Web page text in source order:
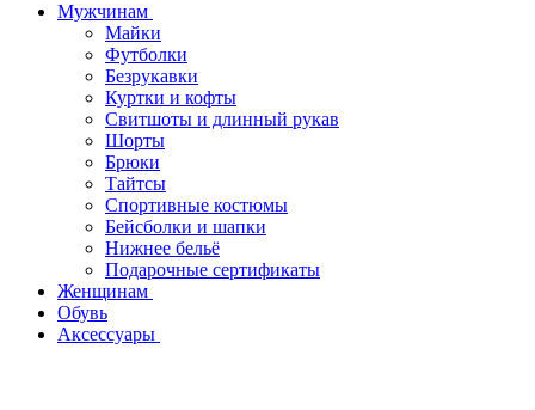
Мужчинам
Майки
Футболки
Безрукавки
Куртки и кофты
Свитшоты и длинный рукав
Шорты
Брюки
Тайтсы
Спортивные костюмы
Бейсболки и шапки
Нижнее бельё
Подарочные сертификаты
Женщинам
Обувь
Аксессуары